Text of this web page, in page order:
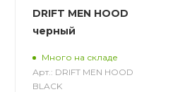
DRIFT MEN HOOD
черный
Много на складе
Арт.: DRIFT MEN HOOD
BLACK